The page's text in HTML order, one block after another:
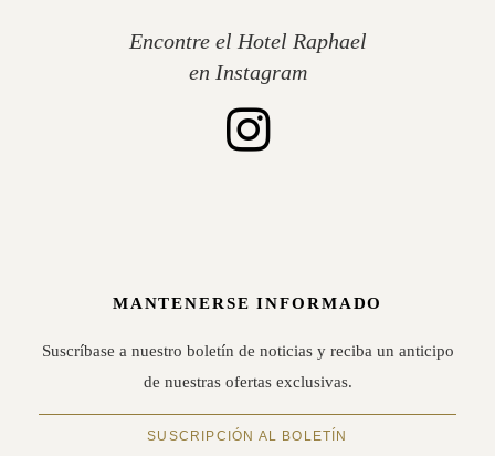
Encontre el Hotel Raphael
en Instagram
MANTENERSE INFORMADO
Suscríbase a nuestro boletín de noticias y reciba un anticipo
de nuestras ofertas exclusivas.
SUSCRIPCIÓN AL BOLETÍN